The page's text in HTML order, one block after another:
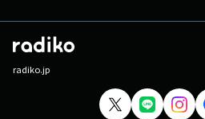
radiko.jp